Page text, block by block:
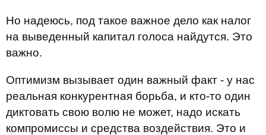
Но надеюсь, под такое важное дело как налог
на выведенный капитал голоса найдутся. Это
важно.
Оптимизм вызывает один важный факт - у нас
реальная конкурентная борьба, и кто-то один
диктовать свою волю не может, надо искать
компромиссы и средства воздействия. Это и